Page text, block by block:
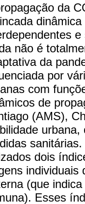
da
não é
da
por
com
de
(AMS),
dois
individuais
(que
Esses